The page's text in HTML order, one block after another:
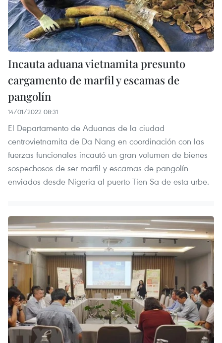
Incauta aduana vietnamita presunto
cargamento de marfil y escamas de
pangolín
14/01/2022 08:31
El Departamento de Aduanas de la ciudad
centrovietnamita de Da Nang en coordinación con las
fuerzas funcionales incautó un gran volumen de bienes
sospechosos de ser marfil y escamas de pangolín
enviados desde Nigeria al puerto Tien Sa de esta urbe.